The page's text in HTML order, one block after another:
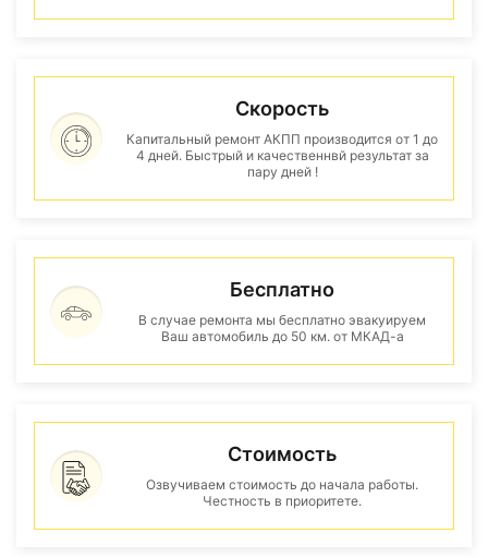
Скорость
Капитальный ремонт АКПП производится от 1 до
4 дней. Быстрый и качественнвй результат за
пару дней !
Бесплатно
В случае ремонта мы бесплатно эвакуируем
Ваш автомобиль до 50 км. от МКАД-а
Стоимость
Озвучиваем стоимость до начала работы.
Честность в приоритете.